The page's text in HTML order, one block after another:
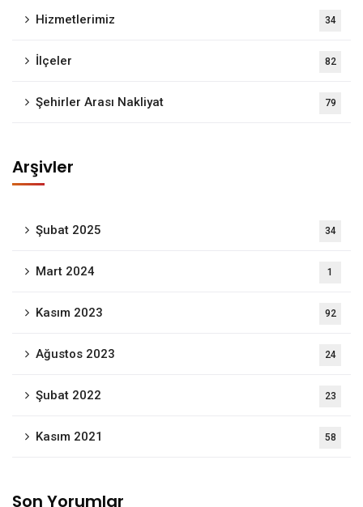
Hizmetlerimiz 34
İlçeler 82
Şehirler Arası Nakliyat 79
Arşivler
Şubat 2025 34
Mart 2024 1
Kasım 2023 92
Ağustos 2023 24
Şubat 2022 23
Kasım 2021 58
Son Yorumlar